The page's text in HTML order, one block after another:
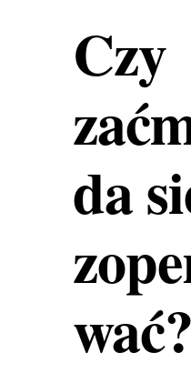
Czy
da
wać?